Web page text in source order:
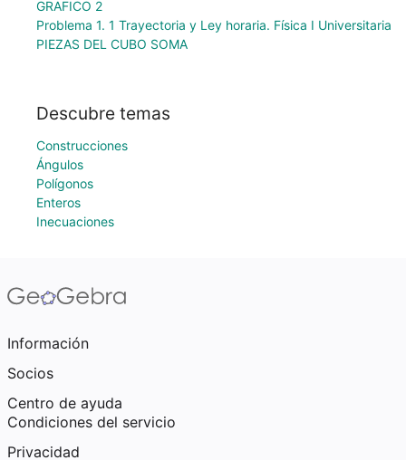
GRAFICO 2
Problema 1. 1 Trayectoria y Ley horaria. Física I Universitaria
PIEZAS DEL CUBO SOMA
Descubre temas
Construcciones
Ángulos
Polígonos
Enteros
Inecuaciones
Información
Socios
Centro de ayuda
Condiciones del servicio
Privacidad